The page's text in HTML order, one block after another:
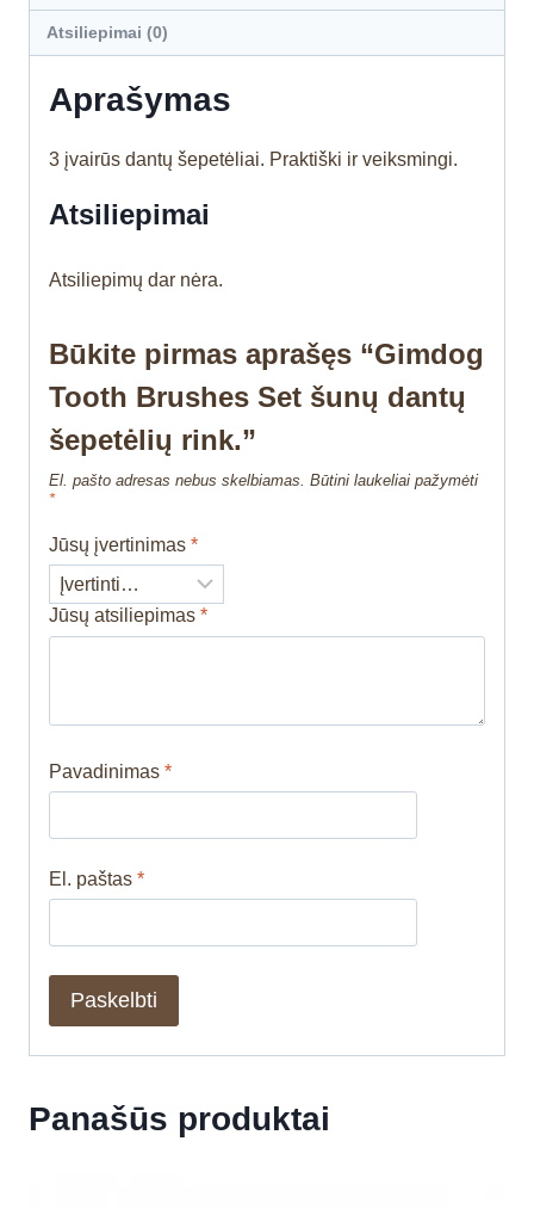
Atsiliepimai (0)
Aprašymas
3 įvairūs dantų šepetėliai. Praktiški ir veiksmingi.
Atsiliepimai
Atsiliepimų dar nėra.
Būkite pirmas aprašęs “Gimdog
Tooth Brushes Set šunų dantų
šepetėlių rink.”
El. pašto adresas nebus skelbiamas. Būtini laukeliai pažymėti
*
Jūsų įvertinimas *
Jūsų atsiliepimas *
Pavadinimas *
El. paštas *
Panašūs produktai